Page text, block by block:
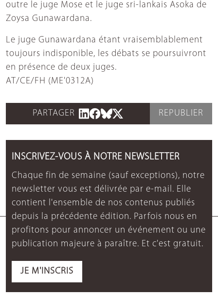
outre le juge Mose et le juge sri-lankais Asoka de
Zoysa Gunawardana.
Le juge Gunawardana étant vraisemblablement
toujours indisponible, les débats se poursuivront
en présence de deux juges.
AT/CE/FH (ME'0312A)
PARTAGER REPUBLIER
INSCRIVEZ-VOUS À NOTRE NEWSLETTER
Chaque fin de semaine (sauf exceptions), notre
newsletter vous est délivrée par e-mail. Elle
contient l'ensemble de nos contenus publiés
depuis la précédente édition. Parfois nous en
profitons pour annoncer un événement ou une
publication majeure à paraître. Et c'est gratuit.
JE M'INSCRIS